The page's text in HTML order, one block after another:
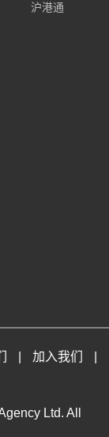
沪港通
加入我们
Ltd. All